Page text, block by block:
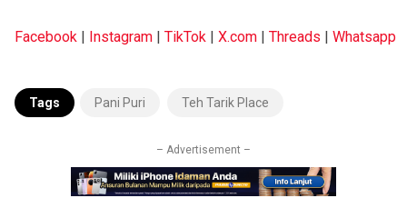
Facebook Instagram TikTok X.com Threads Whatsapp
Tags Pani Puri Teh Tarik Place
– Advertisement –